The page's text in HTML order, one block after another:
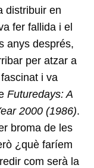
distribuir en
fer fallida i el
anys després,
per atzar a
i va
Futuredays: A
2000 (1986).
broma de les
¿què faríem
com serà la